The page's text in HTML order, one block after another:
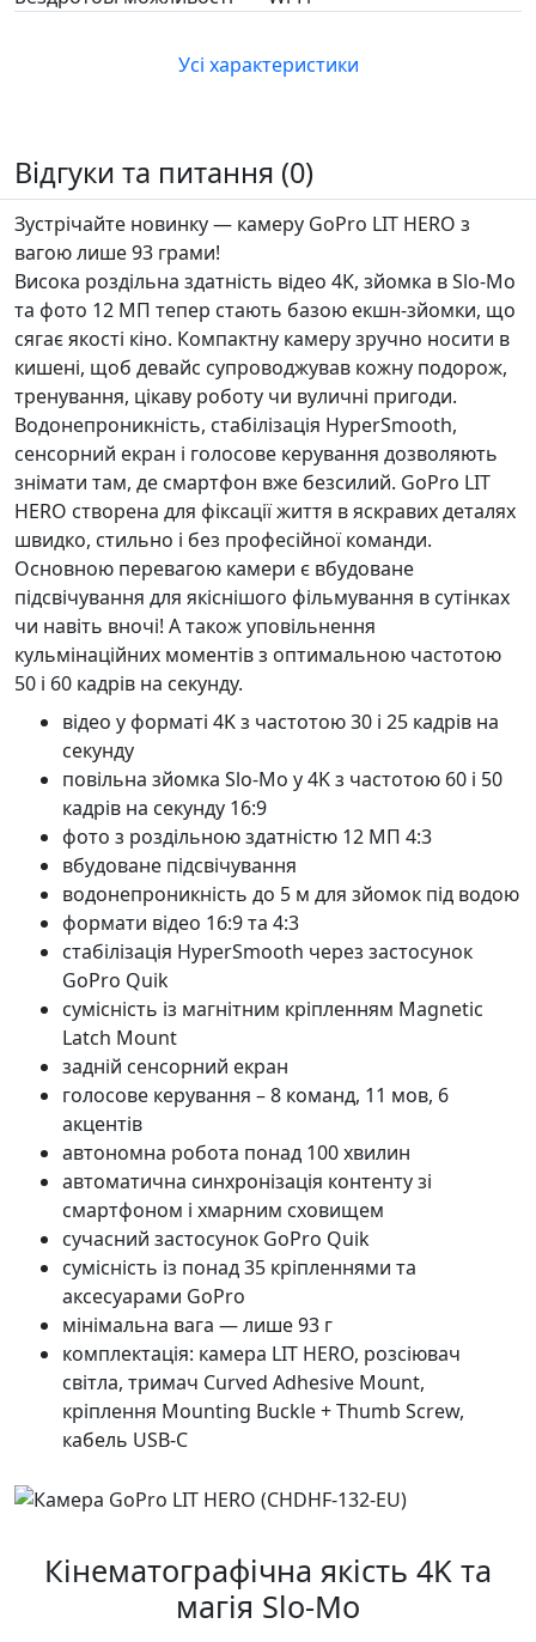
Усі характеристики
Відгуки та питання (0)
Зустрічайте новинку — камеру GoPro LIT HERO з
вагою лише 93 грами!
Висока роздільна здатність відео 4K, зйомка в Slo-Mo
та фото 12 МП тепер стають базою екшн-зйомки, що
сягає якості кіно. Компактну камеру зручно носити в
кишені, щоб девайс супроводжував кожну подорож,
тренування, цікаву роботу чи вуличні пригоди.
Водонепроникність, стабілізація HyperSmooth,
сенсорний екран і голосове керування дозволяють
знімати там, де смартфон вже безсилий. GoPro LIT
HERO створена для фіксації життя в яскравих деталях
швидко, стильно і без професійної команди.
Основною перевагою камери є вбудоване
підсвічування для якіснішого фільмування в сутінках
чи навіть вночі! А також уповільнення
кульмінаційних моментів з оптимальною частотою
50 і 60 кадрів на секунду.
відео у форматі 4K з частотою 30 і 25 кадрів на
секунду
повільна зйомка Slo-Mo у 4K з частотою 60 і 50
кадрів на секунду 16:9
фото з роздільною здатністю 12 МП 4:3
вбудоване підсвічування
водонепроникність до 5 м для зйомок під водою
формати відео 16:9 та 4:3
стабілізація HyperSmooth через застосунок
GoPro Quik
сумісність із магнітним кріпленням Magnetic
Latch Mount
задній сенсорний екран
голосове керування – 8 команд, 11 мов, 6
акцентів
автономна робота понад 100 хвилин
автоматична синхронізація контенту зі
смартфоном і хмарним сховищем
сучасний застосунок GoPro Quik
сумісність із понад 35 кріпленнями та
аксесуарами GoPro
мінімальна вага — лише 93 г
комплектація: камера LIT HERO, розсіювач
світла, тримач Curved Adhesive Mount,
кріплення Mounting Buckle + Thumb Screw,
кабель USB-C
Кінематографічна якість 4K та
магія Slo-Mo